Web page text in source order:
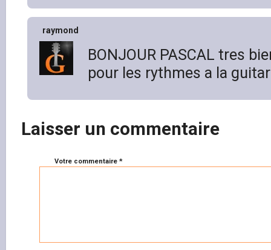
raymond
BONJOUR PASCAL tres
pour les rythmes a la
Laisser un commentaire
Votre commentaire *